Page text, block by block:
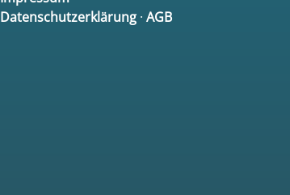
Datenschutzerklärung· AGB